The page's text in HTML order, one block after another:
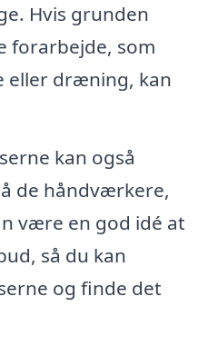
Hvis grunden
forarbejde, som
eller dræning, kan
kan også
de håndværkere,
være en god idé at
så du kan
og finde det